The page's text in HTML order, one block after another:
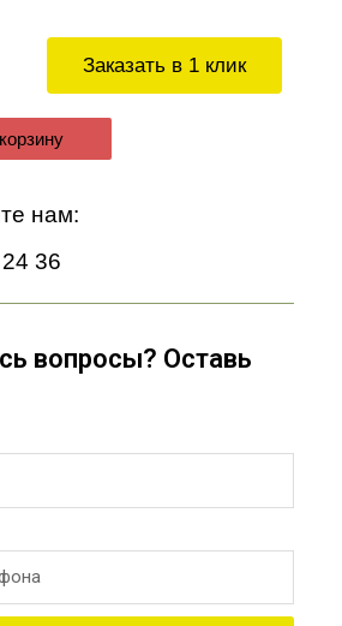
Заказать в 1 клик
нам:
36
вопросы? Оставь